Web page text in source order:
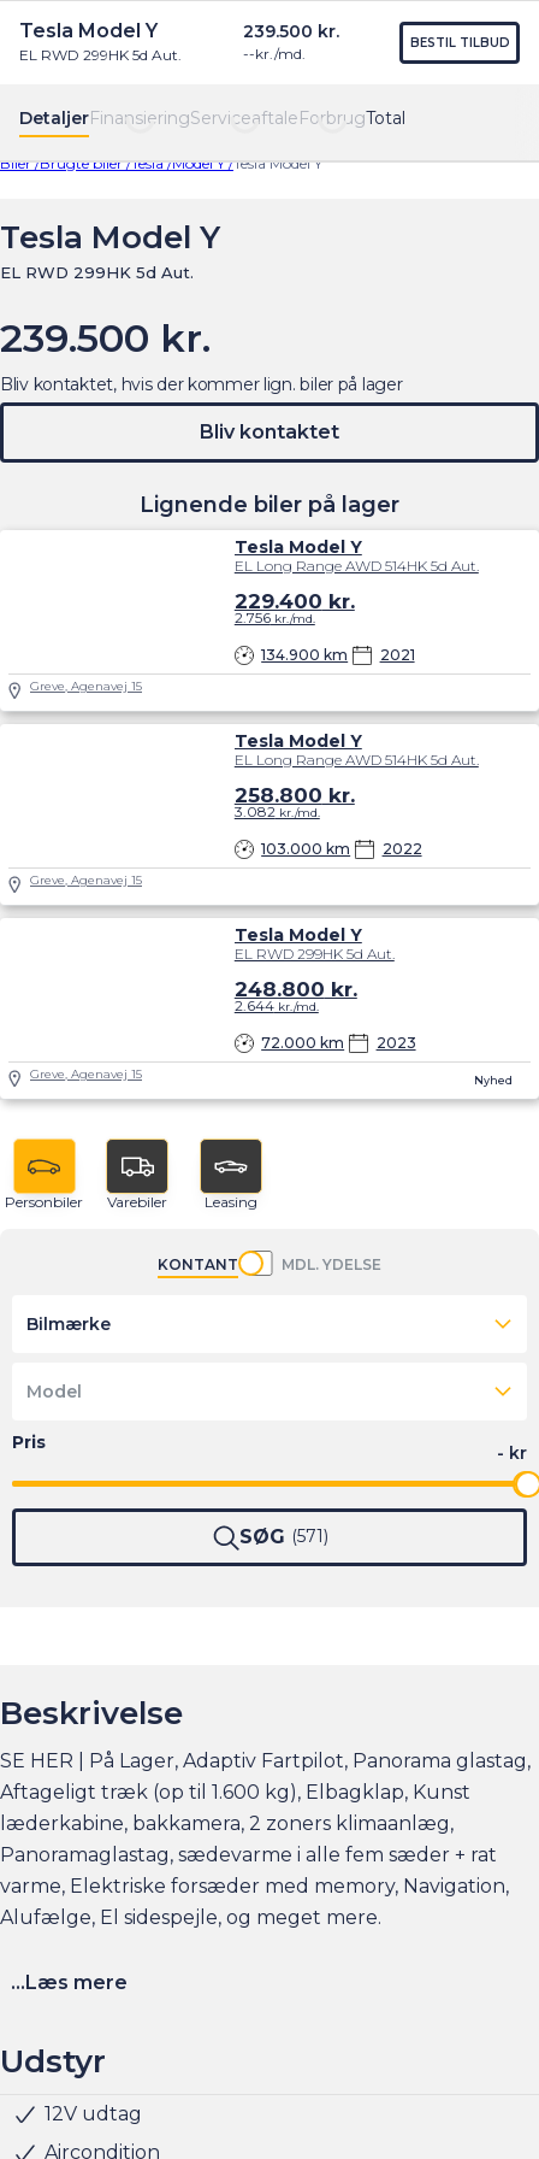
Find os Menu
DetaljerFinansieringServiceaftaleForbrugTotal
Tesla Model Y
EL RWD 299HK 5d Aut.
239.500 kr.
--kr./md.
BESTIL TILBUD
Biler /Brugte biler /Tesla /Model Y /Tesla Model Y
Tesla Model Y
EL RWD 299HK 5d Aut.
239.500 kr.
Lignende biler på lager
Tesla Model Y
EL Long Range AWD 514HK 5d Aut.
134.900 km 2021
229.400 kr.
2.756kr./md.
Greve, Agenavej 15
Tesla Model Y
EL Long Range AWD 514HK 5d Aut.
103.000 km 2022
258.800 kr.
3.082kr./md.
Greve, Agenavej 15
Nyhed
Tesla Model Y
EL RWD 299HK 5d Aut.
72.000 km 2023
248.800 kr.
2.644kr./md.
Greve, Agenavej 15
Bliv kontaktet, hvis der kommer lign. biler på lager
Bliv kontaktet
Personbiler Varebiler Leasing
KONTANT MDL. YDELSE
Bilmærke
Model
SØG 571
Beskrivelse
SE HER | På Lager, Adaptiv Fartpilot, Panorama glastag,
Aftageligt træk (op til 1.600 kg), Elbagklap, Kunst
læderkabine, bakkamera, 2 zoners klimaanlæg,
Panoramaglastag, sædevarme i alle fem sæder + rat
varme, Elektriske forsæder med memory, Navigation,
Alufælge, El sidespejle, og meget mere.
Elbilsinfo:
Hurtigladning: 85 kw (10-80% = ca. 21 min)
...Læs mere
Udstyr
12V udtag
Aircondition
Fartpilot adaptiv
Håndfri telefon
Infocenter
Klimaanlæg 2-zoner
Kørecomputer
Multifunktionsrat
Musikstreaming via bluetooth
Navigation
Nøglefri døre
Nøglefri start
Radio
Servo
Sædevarme for/bag
Trådløs mobilopladning
Udvendig temperaturmåler
USB-C tilslutning
Alufælge
Frunk
Fuld LED forlygter
LED baglygter
LED forlygter
LED kørelys
Mørktonede ruder bag
Armlæn
El-justerbart rat
Glastag
Justerbart rat
Kopholder
Rat m. varme
Trådløs telefonopladning
Airbag
ABS
Antispin
Dæktrykssensor
ESP
Isofix
Selealarm
Skiltegenkendelse
Trafikkamera
Vejbaneassistent
Videoovervågning
Anhængertræk aftageligt